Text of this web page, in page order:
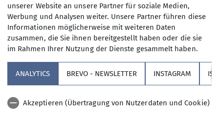
01.07.2025
Rückblick Fitness
Du möchtest wissen was bei uns im Juli geboten
ist?
Dann wirf einen Blick in unseren Newsletter! Hier
unserer Website an unsere Partner für soziale Medien,
Werbung und Analysen weiter. Unsere Partner führen diese
Informationen möglicherweise mit weiteren Daten
zusammen, die Sie ihnen bereitgestellt haben oder die sie
im Rahmen Ihrer Nutzung der Dienste gesammelt haben.
ANALYTICS BREVO - NEWSLETTER INSTAGRAM
Akzeptieren (Übertragung von Nutzerdaten und Cookie)